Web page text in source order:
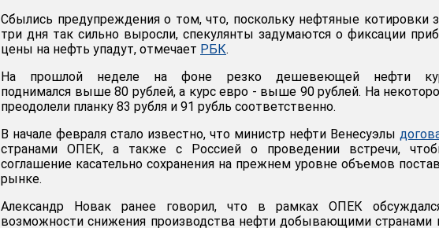
Сбылись предупреждения о том, что, поскольку нефтяные котировки
три дня так сильно выросли, спекулянты задумаются о фиксации
цены на нефть упадут, отмечает РБК.
На прошлой неделе на фоне резко дешевеющей нефти
поднимался выше 80 рублей, а курс евро - выше 90 рублей. На
преодолели планку 83 рубля и 91 рубль соответственно.
В начале февраля стало известно, что министр нефти Венесуэлы
странами ОПЕК, а также с Россией о проведении встречи,
соглашение касательно сохранения на прежнем уровне объемов
рынке.
Александр Новак ранее говорил, что в рамках ОПЕК
возможности снижения производства нефти добывающими странами